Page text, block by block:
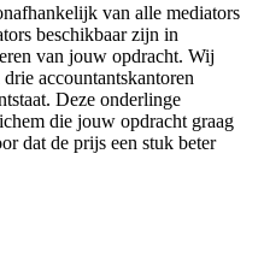
van alle mediators
beschikbaar zijn in
van jouw opdracht. Wij
accountantskantoren
Deze onderlinge
die jouw opdracht graag
dat de prijs een stuk beter